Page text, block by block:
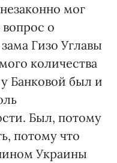
мог
о
Гизо Углавы
количества
Банковой был и
Был, потому
потому что
Украины